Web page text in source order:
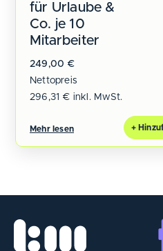
für Urlaube &
Co. je 10
Mitarbeiter
249,00 €
Nettopreis
296,31 € inkl. MwSt.
Mehr lesen +